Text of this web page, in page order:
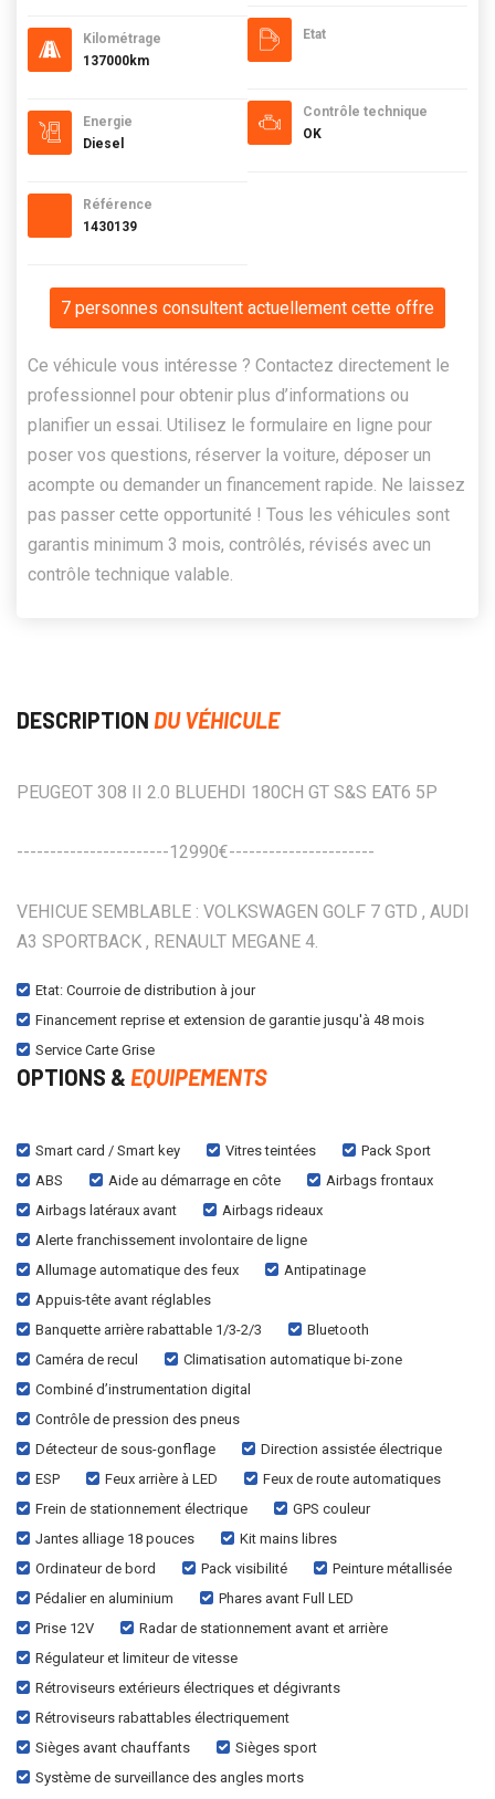
Kilométrage
137000km
Energie
Diesel
Référence
1430139
Etat
Contrôle technique
OK
7 personnes consultent actuellement cette offre
Ce véhicule vous intéresse ? Contactez directement le
professionnel pour obtenir plus d’informations ou
planifier un essai. Utilisez le formulaire en ligne pour
poser vos questions, réserver la voiture, déposer un
acompte ou demander un financement rapide. Ne laissez
pas passer cette opportunité ! Tous les véhicules sont
garantis minimum 3 mois, contrôlés, révisés avec un
contrôle technique valable.
DESCRIPTION DU VÉHICULE
PEUGEOT 308 II 2.0 BLUEHDI 180CH GT S&S EAT6 5P
-----------------------12990€----------------------
VEHICUE SEMBLABLE : VOLKSWAGEN GOLF 7 GTD , AUDI
A3 SPORTBACK , RENAULT MEGANE 4.
Etat: Courroie de distribution à jour
Financement reprise et extension de garantie jusqu'à 48 mois
Service Carte Grise
OPTIONS & EQUIPEMENTS
Smart card / Smart key Vitres teintées
Pack Sport
ABS
Aide au démarrage en côte
Airbags frontaux
Airbags latéraux avant
Airbags rideaux
Alerte franchissement involontaire de ligne
Allumage automatique des feux
Antipatinage
Appuis-tête avant réglables
Banquette arrière rabattable 1/3-2/3
Bluetooth
Caméra de recul
Climatisation automatique bi-zone
Combiné d’instrumentation digital
Contrôle de pression des pneus
Détecteur de sous-gonflage
Direction assistée électrique
ESP
Feux arrière à LED
Feux de route automatiques
Frein de stationnement électrique
GPS couleur
Jantes alliage 18 pouces
Kit mains libres
Ordinateur de bord
Pack visibilité
Peinture métallisée
Pédalier en aluminium
Phares avant Full LED
Prise 12V
Radar de stationnement avant et arrière
Régulateur et limiteur de vitesse
Rétroviseurs extérieurs électriques et dégivrants
Rétroviseurs rabattables électriquement
Sièges avant chauffants
Sièges sport
Système de surveillance des angles morts